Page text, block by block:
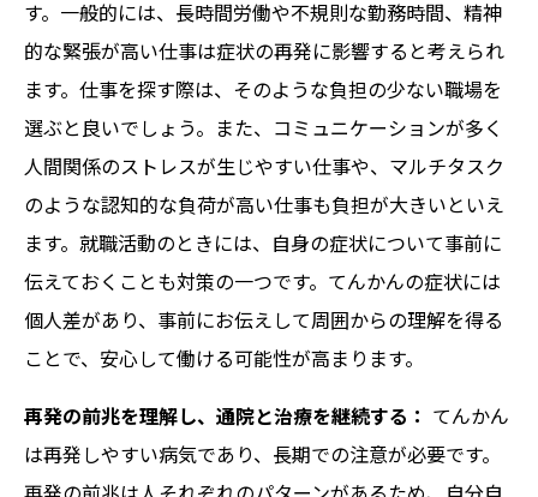
す。一般的には、長時間労働や不規則な勤務時間、精神
的な緊張が高い仕事は症状の再発に影響すると考えられ
ます。仕事を探す際は、そのような負担の少ない職場を
選ぶと良いでしょう。また、コミュニケーションが多く
人間関係のストレスが生じやすい仕事や、マルチタスク
のような認知的な負荷が高い仕事も負担が大きいといえ
ます。就職活動のときには、自身の症状について事前に
伝えておくことも対策の一つです。てんかんの症状には
個人差があり、事前にお伝えして周囲からの理解を得る
ことで、安心して働ける可能性が高まります。
再発の前兆を理解し、通院と治療を継続する：
てんかん
は再発しやすい病気であり、長期での注意が必要です。